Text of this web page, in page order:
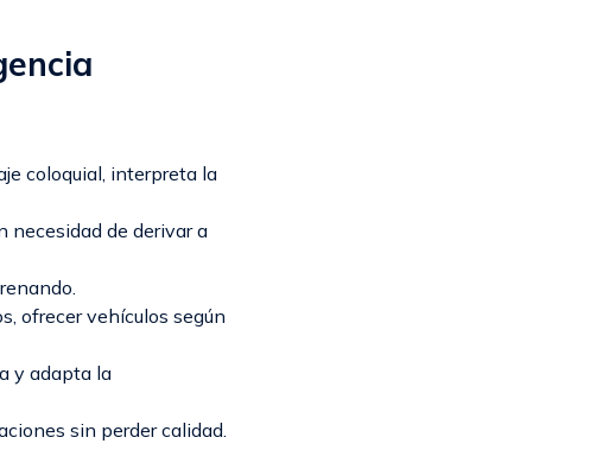
coloquial, interpreta la
necesidad de derivar a
ofrecer vehículos según
y adapta la
sin perder calidad.